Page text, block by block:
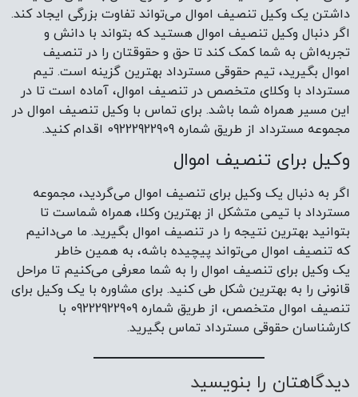
داشتن یک وکیل تنصیف اموال می‌تواند تفاوت بزرگی ایجاد کند.
اگر دنبال وکیل تنصیف اموال هستید که بتواند با دانش و
تجربه‌اش به شما کمک کند تا حق و حقوقتان را در تنصیف
اموال بگیرید، تیم حقوقی مسترداد بهترین گزینه‌ است. تیم
مسترداد با وکلای متخصص در تنصیف اموال، آماده است تا در
این مسیر همراه شما باشد. برای تماس با وکیل تنصیف اموال در
مجموعه مسترداد از طریق شماره 09222922909 اقدام کنید.
وکیل برای تنصیف اموال
اگر به دنبال یک وکیل برای تنصیف اموال می‌گردید، مجموعه
مسترداد با تیمی متشکل از بهترین وکلا، همراه شماست تا
بتوانید بهترین نتیجه را در تنصیف اموال بگیرید. ما می‌دانیم
که تنصیف اموال می‌تواند پیچیده باشه، به همین خاطر
یک وکیل برای تنصیف اموال را به شما معرفی می‌کنیم تا مراحل
قانونی را به بهترین شکل طی کنید. برای مشاوره با یک وکیل برای
تنصیف اموال متخصص، از طریق شماره 09222922909 با
کارشناسان حقوقی مسترداد تماس بگیرید.
دیدگاهتان را بنویسید